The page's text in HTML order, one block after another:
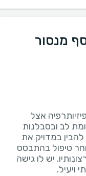
מנסור
אצל
לב ובסבלנות
במדויק את
טיפול בהתבסס
יש לו גישה
ויעיל.